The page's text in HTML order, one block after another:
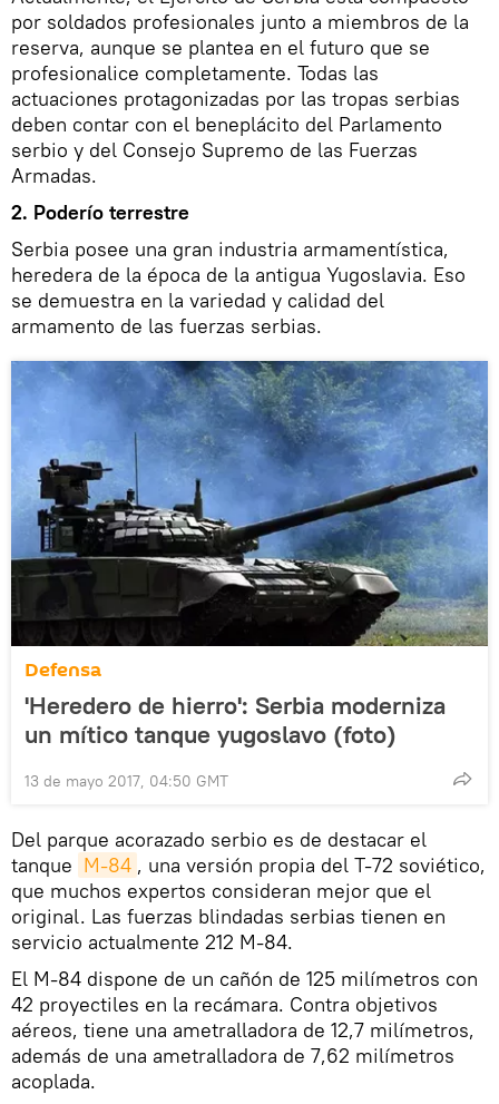
por soldados profesionales junto a miembros de la
reserva, aunque se plantea en el futuro que se
profesionalice completamente. Todas las
actuaciones protagonizadas por las tropas serbias
deben contar con el beneplácito del Parlamento
serbio y del Consejo Supremo de las Fuerzas
Armadas.
2. Poderío terrestre
Serbia posee una gran industria armamentística,
heredera de la época de la antigua Yugoslavia. Eso
se demuestra en la variedad y calidad del
armamento de las fuerzas serbias.
Defensa
'Heredero de hierro': Serbia moderniza
un mítico tanque yugoslavo (foto)
13 de mayo 2017, 04:50 GMT
Del parque acorazado serbio es de destacar el
tanque M-84 , una versión propia del T-72 soviético,
que muchos expertos consideran mejor que el
original. Las fuerzas blindadas serbias tienen en
servicio actualmente 212 M-84.
El M-84 dispone de un cañón de 125 milímetros con
42 proyectiles en la recámara. Contra objetivos
aéreos, tiene una ametralladora de 12,7 milímetros,
además de una ametralladora de 7,62 milímetros
acoplada.